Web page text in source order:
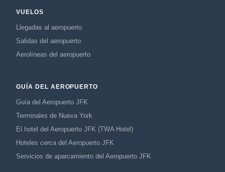
VUELOS
Llegadas al aeropuerto
Salidas del aeropuerto
Aerolíneas del aeropuerto
GUÍA DEL AEROPUERTO
Guía del Aeropuerto JFK
Terminales de Nueva York
El hotel del Aeropuerto JFK (TWA Hotel)
Hoteles cerca del Aeropuerto JFK
Servicios de aparcamiento del Aeropuerto JFK